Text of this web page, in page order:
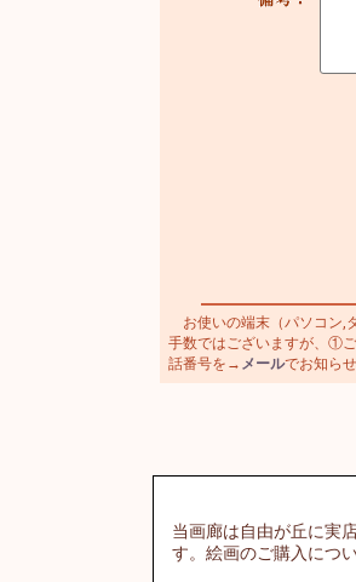
お使いの端末（パソコン,
手数ではございますが、①
話番号を→ メールでお知ら
当画廊は自由が丘に実
す。絵画のご購入につ